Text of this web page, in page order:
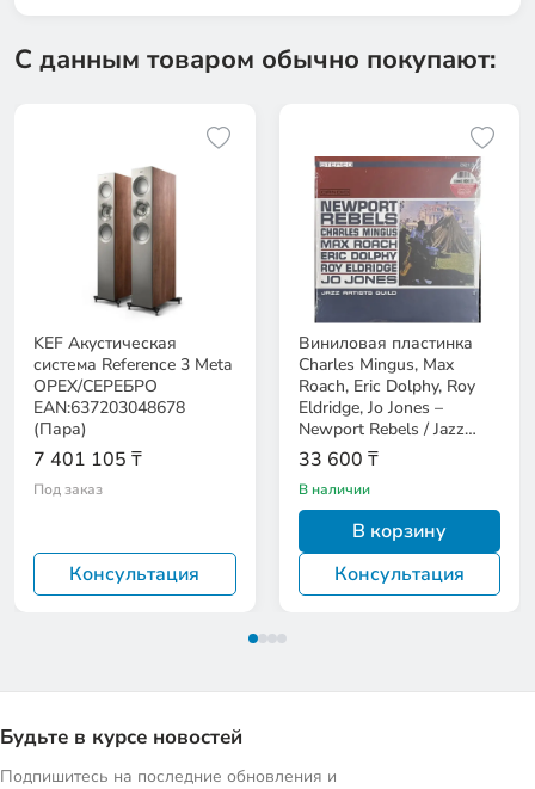
С данным товаром обычно покупают:
KEF Акустическая
система Reference 3 Meta
ОРЕХ/СЕРЕБРО
EAN:637203048678
(Пара)
7 401 105 ₸
Под заказ
Консультация
Виниловая пластинка
Charles Mingus, Max
Roach, Eric Dolphy, Roy
Eldridge, Jo Jones –
Newport Rebels / Jazz
Artists Guild
33 600 ₸
В наличии
В корзину
Консультация
Будьте в курсе новостей
Подпишитесь на последние обновления и